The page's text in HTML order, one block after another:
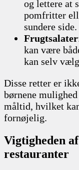
og lettere at
pomfritter
sundere side.
Frugtsalater
kan være
kan selv
Disse retter er
børnene
måltid, hvilket
fornøjelig.
Vigtigheden
restauranter